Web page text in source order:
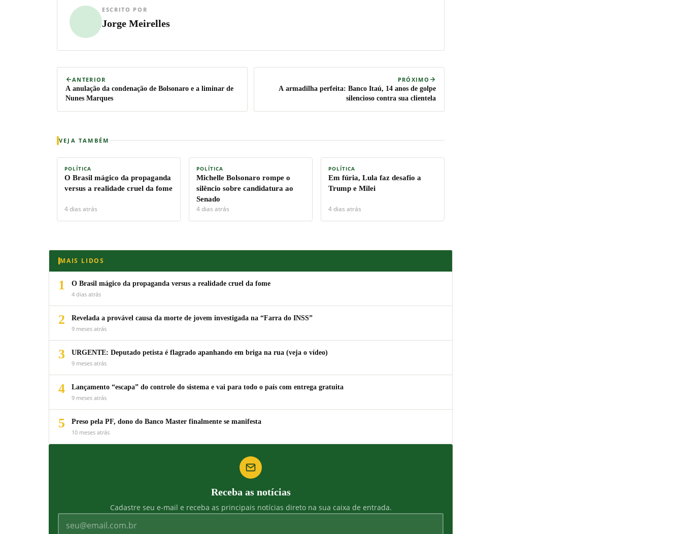
ESCRITO POR
Jorge Meirelles
ANTERIOR
A anulação da condenação de Bolsonaro e a liminar de
Nunes Marques
PRÓXIMO
A armadilha perfeita: Banco Itaú, 14 anos de golpe
silencioso contra sua clientela
VEJA TAMBÉM
POLÍTICA
O Brasil mágico da propaganda
versus a realidade cruel da fome
4 dias atrás
POLÍTICA
Michelle Bolsonaro rompe o
silêncio sobre candidatura ao
Senado
4 dias atrás
POLÍTICA
Em fúria, Lula faz desafio a
Trump e Milei
4 dias atrás
MAIS LIDOS
1
O Brasil mágico da propaganda versus a realidade cruel da fome
4 dias atrás
2
Revelada a provável causa da morte de jovem investigada na “Farra do INSS”
9 meses atrás
3
URGENTE: Deputado petista é flagrado apanhando em briga na rua (veja o vídeo)
9 meses atrás
4
Lançamento “escapa” do controle do sistema e vai para todo o país com entrega gratuita
9 meses atrás
5
Preso pela PF, dono do Banco Master finalmente se manifesta
10 meses atrás
Receba as notícias
Cadastre seu e-mail e receba as principais notícias direto na sua caixa de entrada.